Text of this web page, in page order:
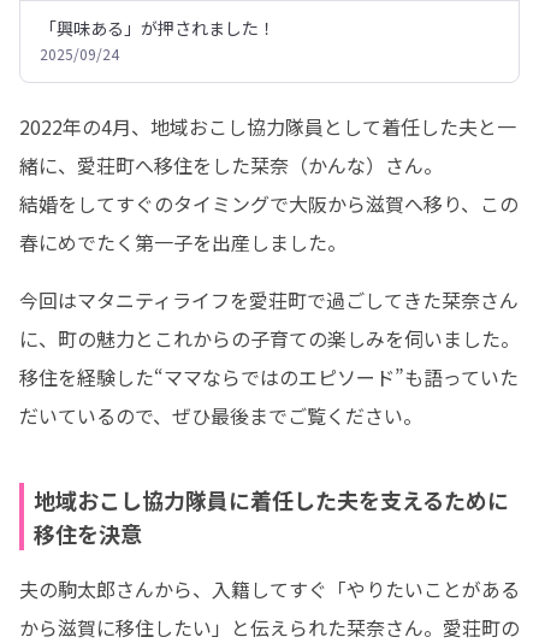
「興味ある」が押されました！
2025/09/24
2022年の4月、地域おこし協力隊員として着任した夫と一
緒に、愛荘町へ移住をした栞奈（かんな）さん。
結婚をしてすぐのタイミングで大阪から滋賀へ移り、この
春にめでたく第一子を出産しました。
今回はマタニティライフを愛荘町で過ごしてきた栞奈さん
に、町の魅力とこれからの子育ての楽しみを伺いました。
移住を経験した“ママならではのエピソード”も語っていた
だいているので、ぜひ最後までご覧ください。
地域おこし協力隊員に着任した夫を支えるために
移住を決意
夫の駒太郎さんから、入籍してすぐ「やりたいことがある
から滋賀に移住したい」と伝えられた栞奈さん。愛荘町の